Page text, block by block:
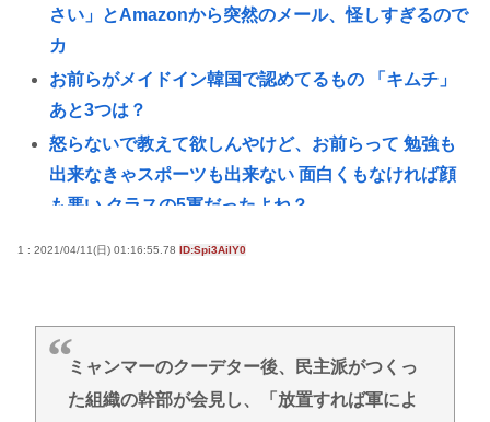
さい」とAmazonから突然のメール、怪しすぎるので
カ
お前らがメイドイン韓国で認めてるもの 「キムチ」
あと3つは？
怒らないで教えて欲しんやけど、お前らって 勉強も
出来なきゃスポーツも出来ない 面白くもなければ顔
も悪い クラスの5軍だったよね？
【悲報】高市首相の靖国参拝「適切に判断」 …総
理になる前の昨年は参拝
【朗報】秋葉原、かつての活気がガチで戻るwww
1 : 2021/04/11(日) 01:16:55.78 ID:Spi3AiIY0
ミャンマーのクーデター後、民主派がつくっ
た組織の幹部が会見し、「放置すれば軍によ